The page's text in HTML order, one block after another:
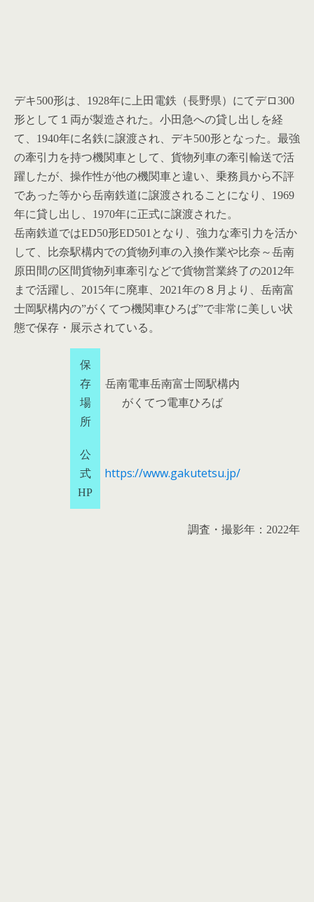
デキ500形は、1928年に上田電鉄（長野県）にてデロ300
形として１両が製造された。小田急への貸し出しを経
て、1940年に名鉄に譲渡され、デキ500形となった。最強
の牽引力を持つ機関車として、貨物列車の牽引輸送で活
躍したが、操作性が他の機関車と違い、乗務員から不評
であった等から岳南鉄道に譲渡されることになり、1969
年に貸し出し、1970年に正式に譲渡された。
岳南鉄道ではED50形ED501となり、強力な牽引力を活か
して、比奈駅構内での貨物列車の入換作業や比奈～岳南
原田間の区間貨物列車牽引などで貨物営業終了の2012年
まで活躍し、2015年に廃車、2021年の８月より、岳南富
士岡駅構内の”がくてつ機関車ひろば”で非常に美しい状
態で保存・展示されている。
保
存
場
所
岳南電車岳南富士岡駅構内
がくてつ電車ひろば
公
式
HP
https://www.gakutetsu.jp/
調査・撮影年：2022年